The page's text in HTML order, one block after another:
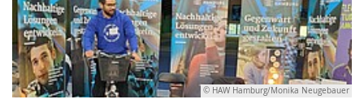
© HAW Hamburg/Monika Neugebauer